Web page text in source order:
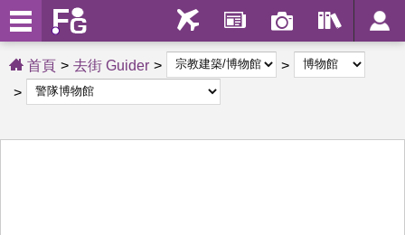
首頁 去街 Guider